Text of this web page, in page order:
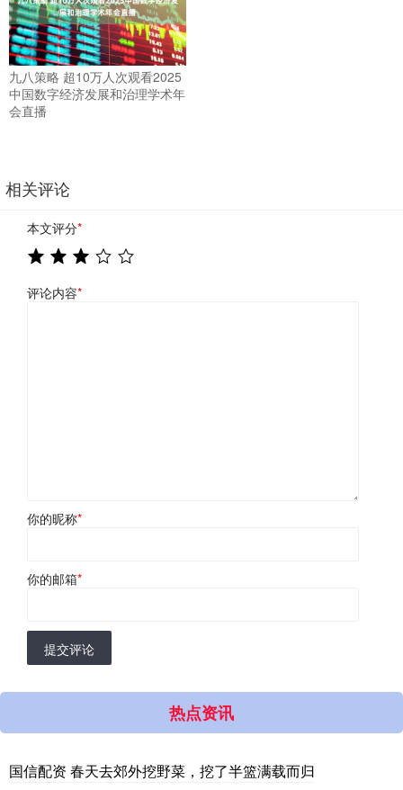
九八策略 超10万人次观看2025
中国数字经济发展和治理学术年
会直播
相关评论
本文评分*
评论内容*
你的昵称*
你的邮箱*
提交评论
热点资讯
国信配资 春天去郊外挖野菜，挖了半篮满载而归